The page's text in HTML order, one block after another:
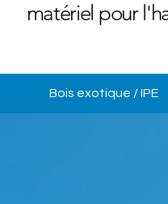
matériel pour
Bois exotique / IPE